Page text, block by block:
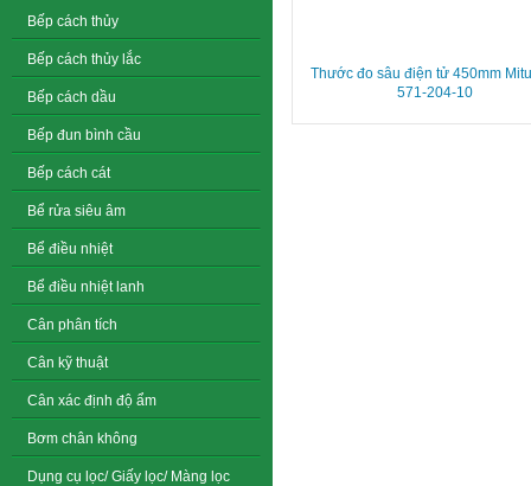
Bếp cách thủy
Bếp cách thủy lắc
Bếp cách dầu
Bếp đun bình cầu
Bếp cách cát
Bể rửa siêu âm
Bể điều nhiệt
Bể điều nhiệt lanh
Cân phân tích
Cân kỹ thuật
Cân xác định độ ẩm
Bơm chân không
Dụng cụ lọc/ Giấy lọc/ Màng lọc
Thước đo sâu điện tử 450mm
571-204-10